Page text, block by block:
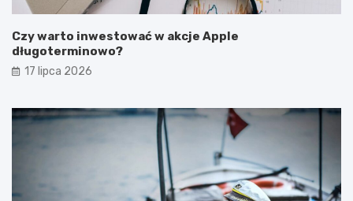
Czy warto inwestować w akcje Apple
długoterminowo?
17 lipca 2026